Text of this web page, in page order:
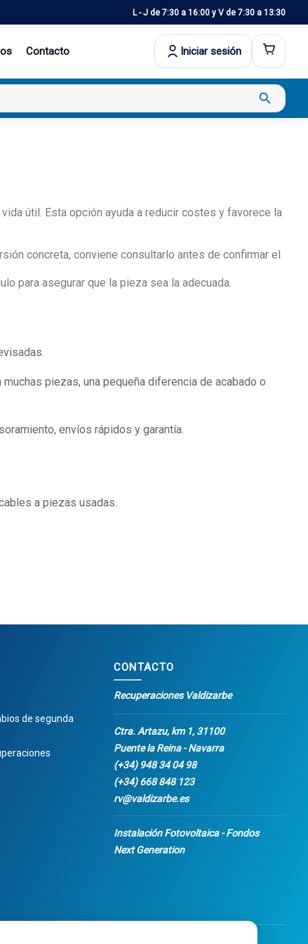
L - J de 7:30 a 16:00 y V de 7:30 a 13:30
Contacto Iniciar sesión
search
útil. Esta opción ayuda a reducir costes y favorece la
concreta, conviene consultarlo antes de confirmar el
para asegurar que la pieza sea la adecuada.
piezas, una pequeña diferencia de acabado o
envíos rápidos y garantía.
a piezas usadas.
de segunda
CONTACTO
Recuperaciones Valdizarbe
Ctra. Artazu, km 1, 31100
Puente la Reina - Navarra
(+34) 948 34 04 98
(+34) 668 848 123
rv@valdizarbe.es
Instalación Fotovoltaica - Fondos
Next Generation